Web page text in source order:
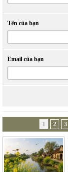
Tên của bạn
Email của bạn
1 2 3